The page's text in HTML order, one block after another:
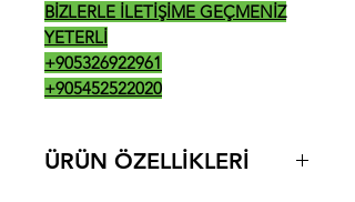
BİZLERLE İLETİŞİME GEÇMENİZ
YETERLİ
+905326922961
+905452522020
ÜRÜN ÖZELLİKLERİ